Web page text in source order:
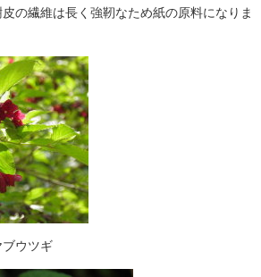
の繊維は長く強靭なため紙の原料になりま
ギ